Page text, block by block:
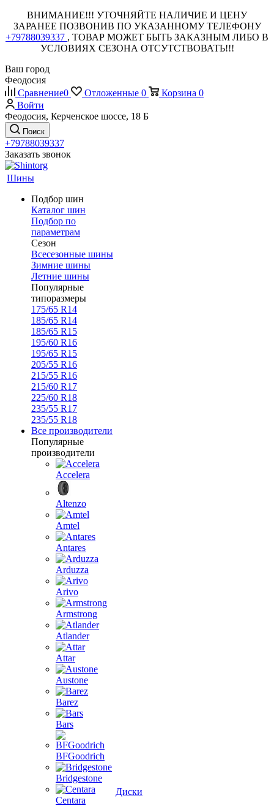
ВНИМАНИЕ!!! УТОЧНЯЙТЕ НАЛИЧИЕ И ЦЕНУ
ЗАРАНЕЕ ПОЗВОНИВ ПО УКАЗАННОМУ ТЕЛЕФОНУ
+79788039337 , ТОВАР МОЖЕТ БЫТЬ ЗАКАЗНЫМ ЛИБО В
УСЛОВИЯХ СЕЗОНА ОТСУТСТВОВАТЬ!!!
Ваш город
Феодосия
Сравнение0 Отложенные 0 Корзина 0
Войти
Феодосия, Керченское шоссе, 18 Б
Поиск
+79788039337
Заказать звонок
Шины
Подбор шин
Каталог шин
Подбор по
параметрам
Сезон
Всесезонные шины
Зимние шины
Летние шины
Популярные
типоразмеры
175/65 R14
185/65 R14
185/65 R15
195/60 R16
195/65 R15
205/55 R16
215/55 R16
215/60 R17
225/60 R18
235/55 R17
235/55 R18
Все производители
Популярные
производители
Accelera
Altenzo
Amtel
Antares
Arduzza
Arivo
Armstrong
Atlander
Attar
Austone
Barez
Bars
BFGoodrich
Bridgestone
Centara
Диски